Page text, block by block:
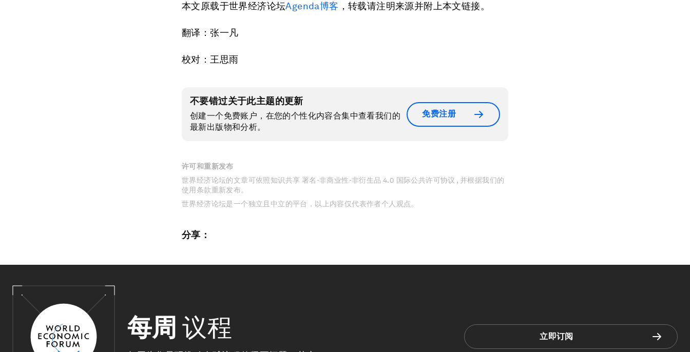
本文原载于世界经济论坛Agenda博客 ，转载请注明来源并附上本文链接。
翻译：张一凡
校对：王思雨
不要错过关于此主题的更新
创建一个免费账户，在您的个性化内容合集中查看我们的
最新出版物和分析。
免费注册
许可和重新发布
世界经济论坛的文章可依照知识共享 署名-非商业性-非衍生品 4.0 国际公共许可协议 , 并根据我们的
使用条款重新发布。
世界经济论坛是一个独立且中立的平台，以上内容仅代表作者个人观点。
分享：
每周 议程 立即订阅